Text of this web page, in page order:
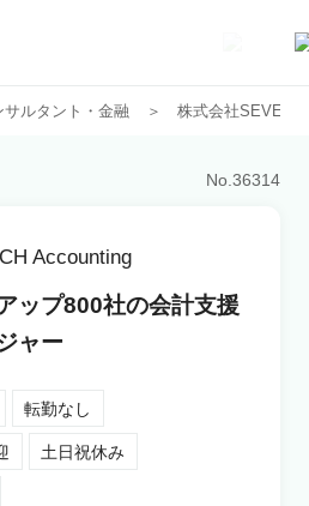
人一覧
お気に入り求人
コラム
初めての方へ
サルタント・金融 株式会社
No.36314
Accounting
ップ800社の会計支援
ャー
転勤なし
土日祝休み